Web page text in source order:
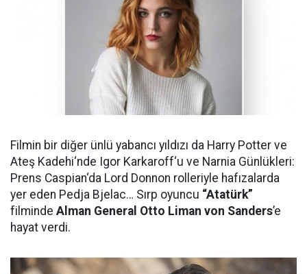
Filmin bir diğer ünlü yabancı yıldızı da Harry Potter ve
Ateş Kadehi‘nde Igor Karkaroff‘u ve Narnia Günlükleri:
Prens Caspian‘da Lord Donnon rolleriyle hafızalarda
yer eden Pedja Bjelac… Sırp oyuncu “Atatürk”
filminde Alman General Otto Liman von Sanders’e
hayat verdi.